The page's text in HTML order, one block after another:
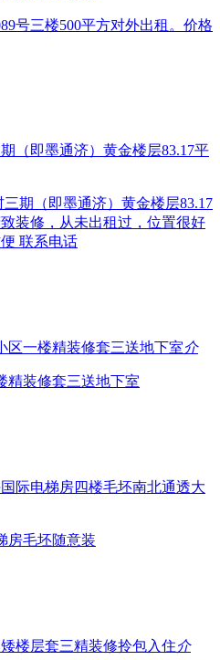
号三楼500平方对外出租。价格
（即墨通济）黄金楼层83.17平
期（即墨通济）黄金楼层83.17
装修，从未出租过，位置很好
联系电话
区一楼精装修套三送地下室介
精装修套三送地下室
际电梯房四楼毛坯南北通透大
房毛坯随意装
楼层套三精装修拎包入住介